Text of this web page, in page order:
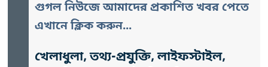
গুগল নিউজে আমাদের প্রকাশিত খবর পেতে
এখানে ক্লিক করুন...
খেলাধুলা, তথ্য-প্রযুক্তি, লাইফস্টাইল,